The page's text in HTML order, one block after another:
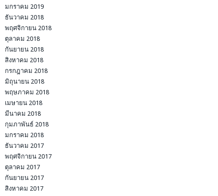
มกราคม 2019
ธันวาคม 2018
พฤศจิกายน 2018
ตุลาคม 2018
กันยายน 2018
สิงหาคม 2018
กรกฎาคม 2018
มิถุนายน 2018
พฤษภาคม 2018
เมษายน 2018
มีนาคม 2018
กุมภาพันธ์ 2018
มกราคม 2018
ธันวาคม 2017
พฤศจิกายน 2017
ตุลาคม 2017
กันยายน 2017
สิงหาคม 2017